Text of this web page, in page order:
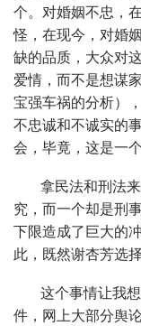
个。对婚姻不忠，
怪，在现今，对婚
缺的品质，大众对
爱情，而不是想谋
宝强车祸的分析）
不忠诚和不诚实的
会，毕竟，这是一
拿民法和刑法
究，而一个却是刑
下限造成了巨大的
此，既然谢杏芳选
这个事情让我
件，网上大部分舆